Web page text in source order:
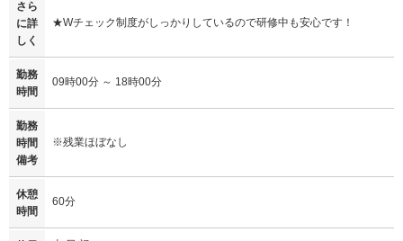
さら
に詳
しく
★Wチェック制度がしっかりしているので研修中も安心です！
勤務
時間
09時00分 ～ 18時00分
勤務
時間
備考
※残業ほぼなし
休憩
時間
60分